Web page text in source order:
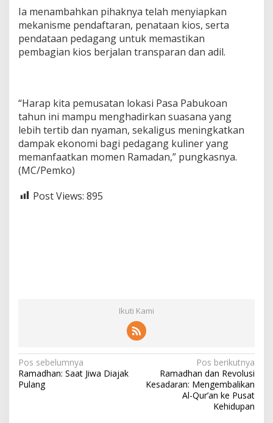
Ia menambahkan pihaknya telah menyiapkan
mekanisme pendaftaran, penataan kios, serta
pendataan pedagang untuk memastikan
pembagian kios berjalan transparan dan adil.
“Harap kita pemusatan lokasi Pasa Pabukoan
tahun ini mampu menghadirkan suasana yang
lebih tertib dan nyaman, sekaligus meningkatkan
dampak ekonomi bagi pedagang kuliner yang
memanfaatkan momen Ramadan,” pungkasnya.
(MC/Pemko)
Post Views: 895
Ikuti Kami
N
a
Pos sebelumnya
Ramadhan: Saat Jiwa Diajak
Pulang
Pos berikutnya
Ramadhan dan Revolusi
Kesadaran: Mengembalikan
Al-Qur’an ke Pusat
Kehidupan